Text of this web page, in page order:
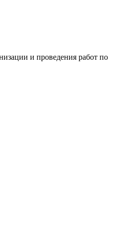
и проведения работ по